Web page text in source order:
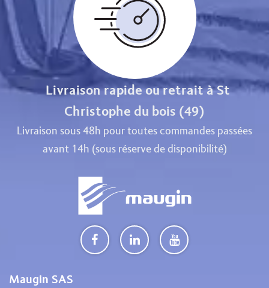
Livraison rapide ou retrait à St
Christophe du bois (49)
Livraison sous 48h pour toutes commandes passées
avant 14h (sous réserve de disponibilité)
Maugin SAS